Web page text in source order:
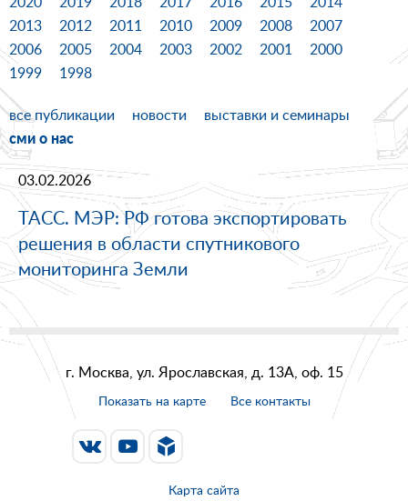
2013
2012 2011 2010 2009 2008
2007
2006
2005 2004 2003 2002 2001
2000
1999
1998
все публикации новости выставки и семинары
сми о нас
03.02.2026
ТАСС. МЭР: РФ готова экспортировать
решения в области спутникового
мониторинга Земли
г. Москва, ул. Ярославская, д. 13А, оф. 15
Показать на карте Все контакты
Карта сайта